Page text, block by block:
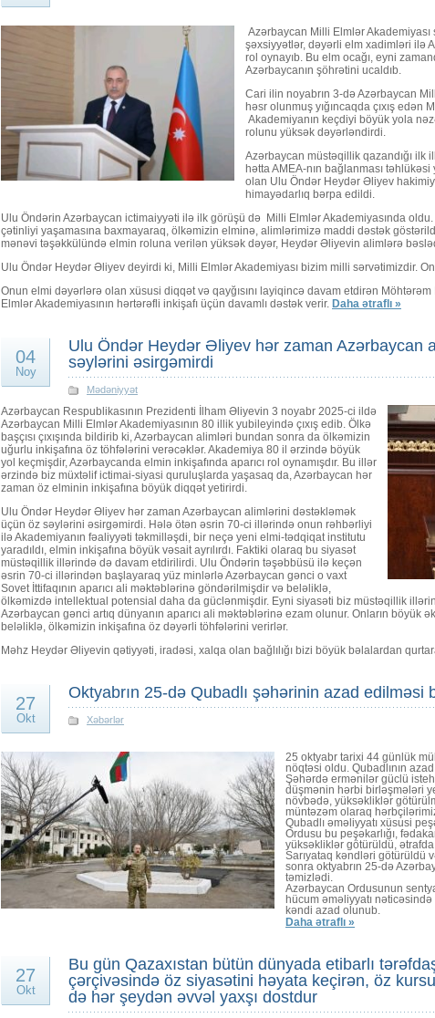
Azərbaycan Milli Elmlər
şəxsiyyətlər, dəyərli elm xadimləri ilə
rol oynayıb. Bu elm ocağı, eyni
Azərbaycanın şöhrətini ucaldıb.
Cari ilin noyabrın 3-də Azərbaycan
həsr olunmuş yığıncaqda çıxış
Akademiyanın keçdiyi böyük yola
rolunu yüksək dəyərləndirdi.
Azərbaycan müstəqillik qazandığı ilk
hətta AMEA-nın bağlanması
olan Ulu Öndər Heydər Əliyev
himayədarlıq bərpa edildi.
Ulu Öndərin Azərbaycan ictimaiyyəti ilə ilk görüşü də Milli Elmlər Akademiyasında
çətinliyi yaşamasına baxmayaraq, ölkəmizin elminə, alimlərimizə maddi dəstək
mənəvi təşəkkülündə elmin roluna verilən yüksək dəyər, Heydər Əliyevin alimlərə
Ulu Öndər Heydər Əliyev deyirdi ki, Milli Elmlər Akademiyası bizim milli sərvətimizdir.
Onun elmi dəyərlərə olan xüsusi diqqət və qayğısını layiqincə davam etdirən
Elmlər Akademiyasının hərtərəfli inkişafı üçün davamlı dəstək verir. Daha ətraflı »
04
Noy
Ulu Öndər Heydər Əliyev hər zaman Azərbaycan
səylərini əsirgəmirdi
Mədəniyyət
Azərbaycan Respublikasının Prezidenti İlham Əliyevin 3 noyabr 2025-ci ildə
Azərbaycan Milli Elmlər Akademiyasının 80 illik yubileyində çıxış edib. Ölkə
başçısı çıxışında bildirib ki, Azərbaycan alimləri bundan sonra da ölkəmizin
uğurlu inkişafına öz töhfələrini verəcəklər. Akademiya 80 il ərzində böyük
yol keçmişdir, Azərbaycanda elmin inkişafında aparıcı rol oynamışdır. Bu illər
ərzində biz müxtəlif ictimai-siyasi quruluşlarda yaşasaq da, Azərbaycan hər
zaman öz elminin inkişafına böyük diqqət yetirirdi.
Ulu Öndər Heydər Əliyev hər zaman Azərbaycan alimlərini dəstəkləmək
üçün öz səylərini əsirgəmirdi. Hələ ötən əsrin 70-ci illərində onun rəhbərliyi
ilə Akademiyanın fəaliyyəti təkmilləşdi, bir neçə yeni elmi-tədqiqat institutu
yaradıldı, elmin inkişafına böyük vəsait ayrılırdı. Faktiki olaraq bu siyasət
müstəqillik illərində də davam etdirilirdi. Ulu Öndərin təşəbbüsü ilə keçən
əsrin 70-ci illərindən başlayaraq yüz minlərlə Azərbaycan gənci o vaxt
Sovet İttifaqının aparıcı ali məktəblərinə göndərilmişdir və beləliklə,
ölkəmizdə intellektual potensial daha da güclənmişdir. Eyni siyasəti biz müstəqillik
Azərbaycan gənci artıq dünyanın aparıcı ali məktəblərinə ezam olunur. Onların böyük
beləliklə, ölkəmizin inkişafına öz dəyərli töhfələrini verirlər.
Məhz Heydər Əliyevin qətiyyəti, iradəsi, xalqa olan bağlılığı bizi böyük bəlalardan
27
Okt
Oktyabrın 25-də Qubadlı şəhərinin azad edilməsi
Xəbərlər
25 oktyabr tarixi 44 günlük
nöqtəsi oldu. Qubadlının
Şəhərdə ermənilər güclü
düşmənin hərbi birləşmələri
növbədə, yüksəkliklər
müntəzəm olaraq
Qubadlı əməliyyatı xüsusi
Ordusu bu peşəkarlığı,
yüksəkliklər götürüldü,
Sarıyataq kəndləri götürüldü
sonra oktyabrın 25-də
təmizlədi.
Azərbaycan Ordusunun
hücum əməliyyatı
kəndi azad olunub.
Daha ətraflı »
27
Okt
Bu gün Qazaxıstan bütün dünyada etibarlı
çərçivəsində öz siyasətini həyata keçirən, öz
də hər şeydən əvvəl yaxşı dostdur